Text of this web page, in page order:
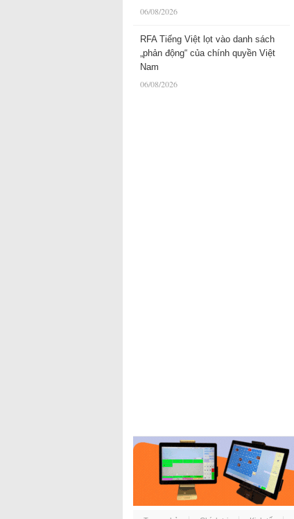
06/08/2026
RFA Tiếng Việt lọt vào danh sách
„phản động“ của chính quyền Việt
Nam
06/08/2026